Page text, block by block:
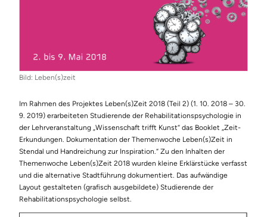
Bild: Leben(s)zeit
Im Rahmen des Projektes Leben(s)Zeit 2018 (Teil 2) (1. 10. 2018 – 30.
9. 2019) erarbeiteten Studierende der Rehabilitationspsychologie in
der Lehrveranstaltung „Wissenschaft trifft Kunst“ das Booklet „Zeit-
Erkundungen. Dokumentation der Themenwoche Leben(s)Zeit in
Stendal und Handreichung zur Inspiration.“ Zu den Inhalten der
Themenwoche Leben(s)Zeit 2018 wurden kleine Erklärstücke verfasst
und die alternative Stadtführung dokumentiert. Das aufwändige
Layout gestalteten (grafisch ausgebildete) Studierende der
Rehabilitationspsychologie selbst.